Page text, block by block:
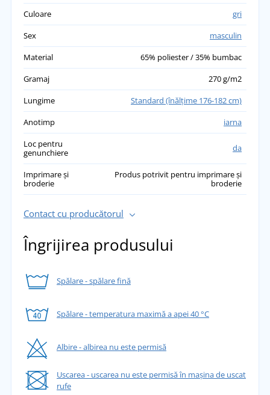
Culoare
gri
Sex
masculin
Material
65% poliester / 35% bumbac
Gramaj
270 g/m2
Lungime
Standard (înălţime 176-182 cm)
Anotimp
iarna
Loc pentru
genunchiere
da
Imprimare și
broderie
Produs potrivit pentru imprimare și
broderie
Contact cu producătorul
Îngrijirea produsului
Spălare - spălare fină
Spălare - temperatura maximă a apei 40 °C
Albire - albirea nu este permisă
Uscarea - uscarea nu este permisă în mașina de uscat
rufe